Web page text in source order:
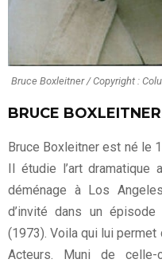
Bruce Boxleitner / Copyright :
BRUCE
Bruce Boxleitner est né le
Il étudie l’art dramatique
déménage à Los
d’invité dans un épisode
(1973). Voila qui lui permet
Acteurs. Muni de